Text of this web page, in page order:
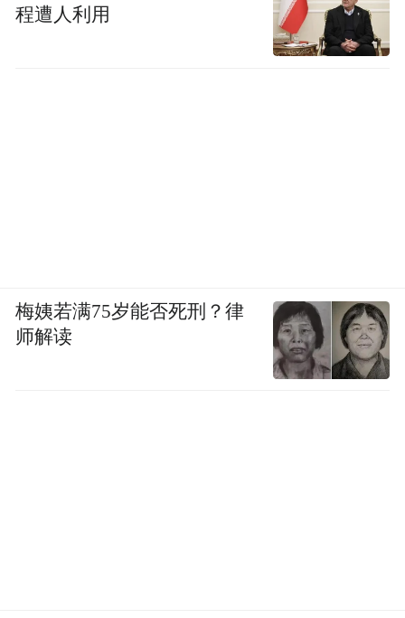
程遭人利用
梅姨若满75岁能否死刑？律
师解读